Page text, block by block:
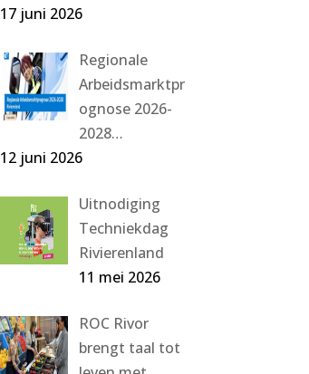
17 juni 2026
Regionale
Arbeidsmarktpr
ognose 2026-
2028…
12 juni 2026
Uitnodiging
Techniekdag
Rivierenland
11 mei 2026
ROC Rivor
brengt taal tot